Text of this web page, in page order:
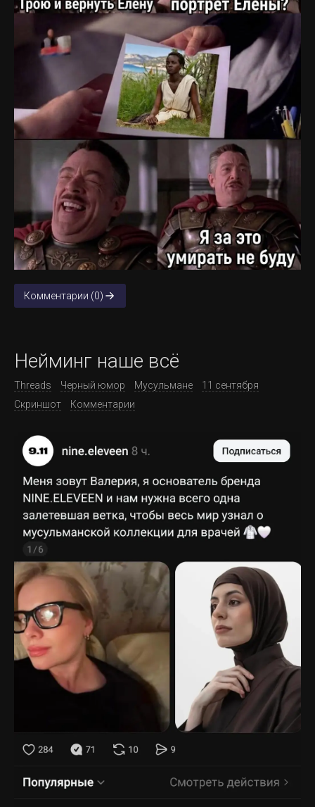
Комментарии (0)
Нейминг наше всё
Threads Черный юмор Мусульмане
11 сентября
Скриншот
Комментарии